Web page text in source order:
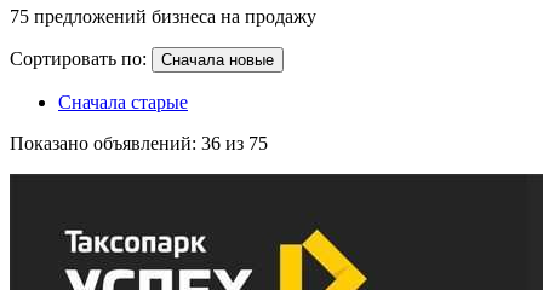
75 предложений бизнеса на продажу
Сортировать по: Сначала новые
Сначала старые
Показано объявлений: 36 из 75